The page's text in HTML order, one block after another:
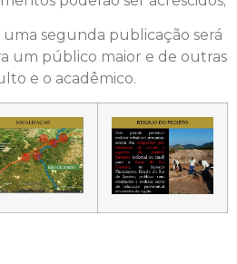
segunda publicação será
um público maior e de outras
e o acadêmico.